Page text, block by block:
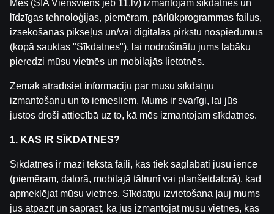
https://youtu.be/bdpyrOST8xo
Jaunākajā podkāsta ''1.RAUNDS'' raidījumā Jānis
ar Juri Mūrmani atskatīsies uz pagājušajiem cīņu
prognozēs UFC Fight night cīņu šova iznākumus.
Mēs (SIA Viensviens jeb 11.lv) izmantojam sīkdatnes un
līdzīgas tehnoloģijas, piemēram, pārlūkprogrammas failus,
izsekošanas pikseļus un/vai digitālās pirkstu nospiedumus
(kopā sauktas "Sīkdatnes"), lai nodrošinātu jums labāku
pieredzi mūsu vietnēs un mobilajās lietotnēs.
Zemāk atradīsiet informāciju par mūsu sīkdatņu
izmantošanu un to iemesliem. Mums ir svarīgi, lai jūs
justos droši attiecībā uz to, kā mēs izmantojam sīkdatnes.
1. KAS IR SĪKDATNES?
Sīkdatnes ir mazi teksta faili, kas tiek saglabāti jūsu ierīcē
(piemēram, datorā, mobilajā tālrunī vai planšetdatorā), kad
apmeklējat mūsu vietnes. Sīkdatņu izvietošana ļauj mums
jūs atpazīt un saprast, kā jūs izmantojat mūsu vietnes, kas